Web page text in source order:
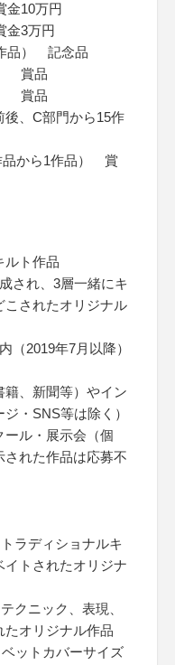
金10万円
金3万円
品） 記念品
賞品
賞品
後、C部門から15作
品から1作品） 賞
ルト作品
され、3層一緒にキ
こされたオリジナル
（2019年7月以降）
、新聞等）やイン
・SNS等は除く）
ール・展示会（個
された作品は応募不
ラディショナルキ
イトされたオリジナ
クニック、表現、
オリジナル作品
ットカバーサイズ